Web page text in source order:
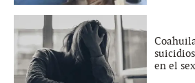
en el